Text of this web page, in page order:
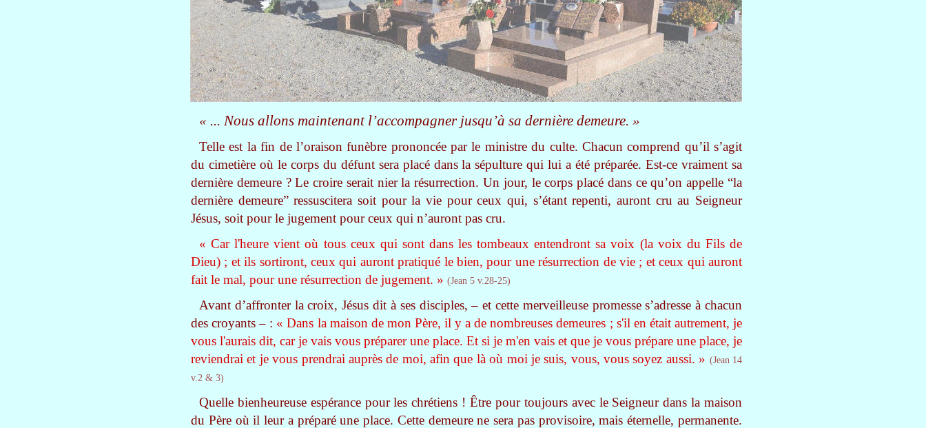
« ... Nous allons maintenant l’accompagner jusqu’à sa dernière demeure. »
Telle est la fin de l’oraison funèbre prononcée par le ministre du culte. Chacun comprend qu’il s’agit
du cimetière où le corps du défunt sera placé dans la sépulture qui lui a été préparée. Est-ce vraiment sa
dernière demeure ? Le croire serait nier la résurrection. Un jour, le corps placé dans ce qu’on appelle “la
dernière demeure” ressuscitera soit pour la vie pour ceux qui, s’étant repenti, auront cru au Seigneur
Jésus, soit pour le jugement pour ceux qui n’auront pas cru.
« Car l'heure vient où tous ceux qui sont dans les tombeaux entendront sa voix (la voix du Fils de
Dieu) ; et ils sortiront, ceux qui auront pratiqué le bien, pour une résurrection de vie ; et ceux qui auront
fait le mal, pour une résurrection de jugement. » (Jean 5 v.28-25)
Avant d’affronter la croix, Jésus dit à ses disciples, – et cette merveilleuse promesse s’adresse à chacun
des croyants – : « Dans la maison de mon Père, il y a de nombreuses demeures ; s'il en était autrement, je
vous l'aurais dit, car je vais vous préparer une place. Et si je m'en vais et que je vous prépare une place, je
reviendrai et je vous prendrai auprès de moi, afin que là où moi je suis, vous, vous soyez aussi. » (Jean 14
v.2 & 3)
Quelle bienheureuse espérance pour les chrétiens ! Être pour toujours avec le Seigneur dans la maison
du Père où il leur a préparé une place. Cette demeure ne sera pas provisoire, mais éternelle, permanente.